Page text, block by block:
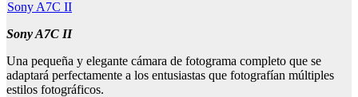
Sony A7C II
Sony A7C II
Una pequeña y elegante cámara de fotograma completo que se
adaptará perfectamente a los entusiastas que fotografían múltiples
estilos fotográficos.